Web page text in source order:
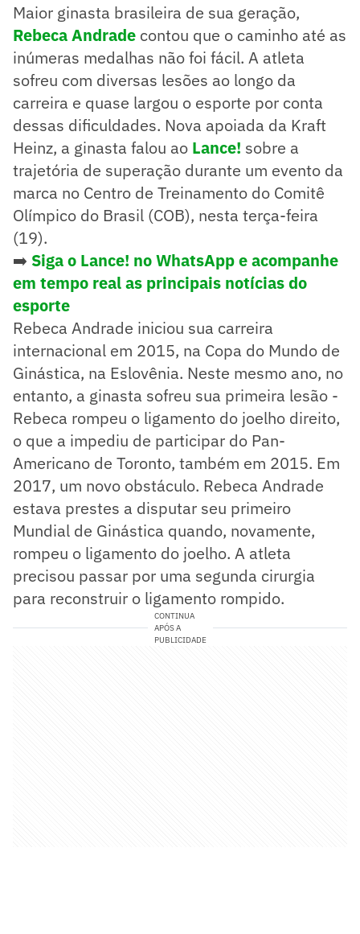
Maior ginasta brasileira de sua geração,
Rebeca Andrade contou que o caminho até as
inúmeras medalhas não foi fácil. A atleta
sofreu com diversas lesões ao longo da
carreira e quase largou o esporte por conta
dessas dificuldades. Nova apoiada da Kraft
Heinz, a ginasta falou ao Lance! sobre a
trajetória de superação durante um evento da
marca no Centro de Treinamento do Comitê
Olímpico do Brasil (COB), nesta terça-feira
(19).
➡️ Siga o Lance! no WhatsApp e acompanhe
em tempo real as principais notícias do
esporte
Rebeca Andrade iniciou sua carreira
internacional em 2015, na Copa do Mundo de
Ginástica, na Eslovênia. Neste mesmo ano, no
entanto, a ginasta sofreu sua primeira lesão -
Rebeca rompeu o ligamento do joelho direito,
o que a impediu de participar do Pan-
Americano de Toronto, também em 2015. Em
2017, um novo obstáculo. Rebeca Andrade
estava prestes a disputar seu primeiro
Mundial de Ginástica quando, novamente,
rompeu o ligamento do joelho. A atleta
precisou passar por uma segunda cirurgia
para reconstruir o ligamento rompido.
CONTINUA
APÓS A
PUBLICIDADE